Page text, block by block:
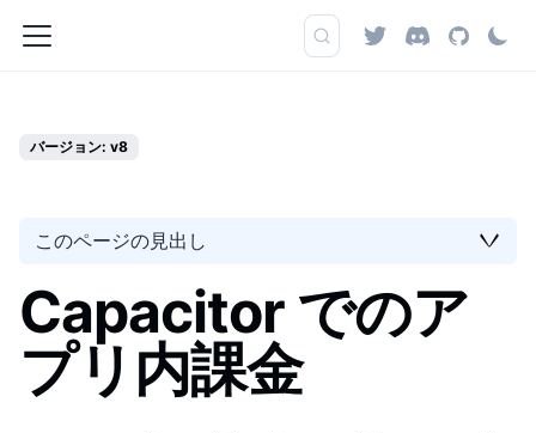
バージョン: v8
このページの見出し
Capacitor でのア
プリ内課金